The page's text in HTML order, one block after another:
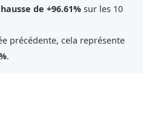
hausse de +96.61% sur les 10
précédente, cela représente
.